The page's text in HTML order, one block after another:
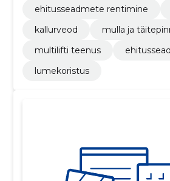
ehitusseadmete rentimine
kallurveod
mulla ja
multilifti teenus
lumekoristus